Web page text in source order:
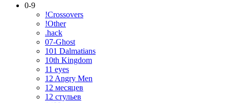
0-9
!Crossovers
!Other
.hack
07-Ghost
101 Dalmatians
10th Kingdom
11 eyes
12 Angry Men
12 месяцев
12 стульев